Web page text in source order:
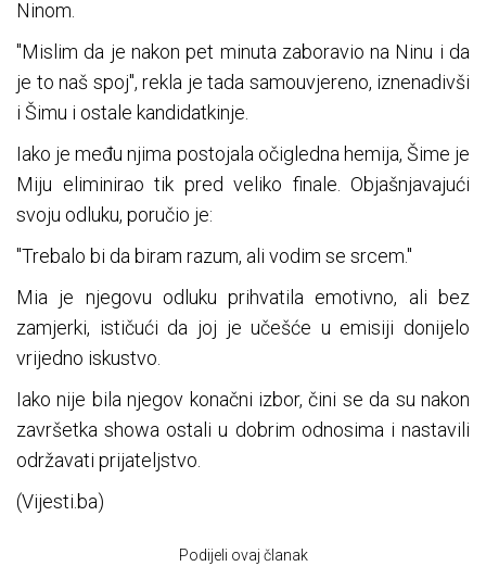
Ninom.
"Mislim da je nakon pet minuta zaboravio na Ninu i da
je to naš spoj", rekla je tada samouvjereno, iznenadivši
i Šimu i ostale kandidatkinje.
Iako je među njima postojala očigledna hemija, Šime je
Miju eliminirao tik pred veliko finale. Objašnjavajući
svoju odluku, poručio je:
"Trebalo bi da biram razum, ali vodim se srcem."
Mia je njegovu odluku prihvatila emotivno, ali bez
zamjerki, ističući da joj je učešće u emisiji donijelo
vrijedno iskustvo.
Iako nije bila njegov konačni izbor, čini se da su nakon
završetka showa ostali u dobrim odnosima i nastavili
održavati prijateljstvo.
(Vijesti.ba)
Podijeli ovaj članak